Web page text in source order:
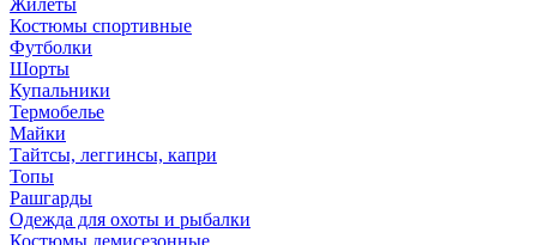
Жилеты
Костюмы спортивные
Футболки
Шорты
Купальники
Термобелье
Майки
Тайтсы, леггинсы, капри
Топы
Рашгарды
Одежда для охоты и рыбалки
Костюмы демисезонные